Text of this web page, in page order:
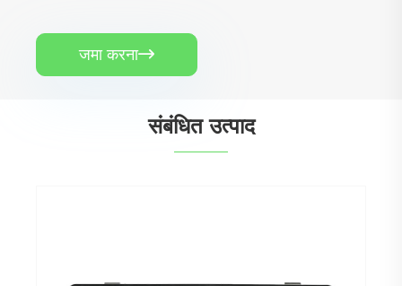
जमा करना
संबंधित उत्पाद